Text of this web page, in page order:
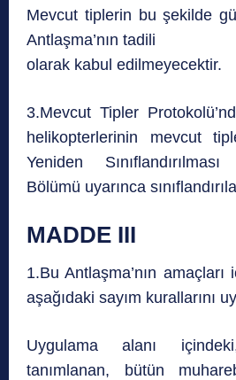
Mevcut tiplerin bu şekilde
Antlaşma’nın tadili
olarak kabul edilmeyecektir.
3.Mevcut Tipler
helikopterlerinin mevcut
Yeniden
Bölümü uyarınca
MADDE III
1.Bu Antlaşma’nın
aşağıdaki sayım kurallarını
Uygulama alanı
tanımlanan, bütün